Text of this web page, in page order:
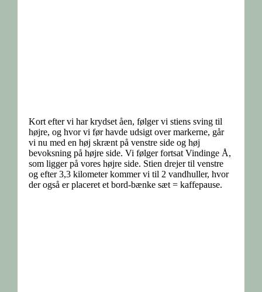
Kort efter vi har krydset åen, følger vi stiens sving til
højre, og hvor vi før havde udsigt over markerne, går
vi nu med en høj skrænt på venstre side og høj
bevoksning på højre side. Vi følger fortsat Vindinge Å,
som ligger på vores højre side. Stien drejer til venstre
og efter 3,3 kilometer kommer vi til 2 vandhuller, hvor
der også er placeret et bord-bænke sæt = kaffepause.